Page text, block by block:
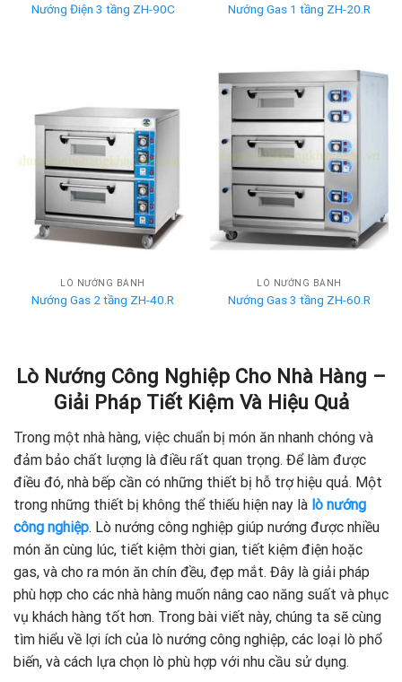
Nướng Điện 3 tầng ZH-90C Nướng Gas 1 tầng ZH-20.R
LÒ NƯỚNG BÁNH
Nướng Gas 2 tầng ZH-40.R
LÒ NƯỚNG BÁNH
Nướng Gas 3 tầng ZH-60.R
Lò Nướng Công Nghiệp Cho Nhà Hàng –
Giải Pháp Tiết Kiệm Và Hiệu Quả
Trong một nhà hàng, việc chuẩn bị món ăn nhanh chóng và
đảm bảo chất lượng là điều rất quan trọng. Để làm được
điều đó, nhà bếp cần có những thiết bị hỗ trợ hiệu quả. Một
trong những thiết bị không thể thiếu hiện nay là lò nướng
công nghiệp. Lò nướng công nghiệp giúp nướng được nhiều
món ăn cùng lúc, tiết kiệm thời gian, tiết kiệm điện hoặc
gas, và cho ra món ăn chín đều, đẹp mắt. Đây là giải pháp
phù hợp cho các nhà hàng muốn nâng cao năng suất và phục
vụ khách hàng tốt hơn. Trong bài viết này, chúng ta sẽ cùng
tìm hiểu về lợi ích của lò nướng công nghiệp, các loại lò phổ
biến, và cách lựa chọn lò phù hợp với nhu cầu sử dụng.